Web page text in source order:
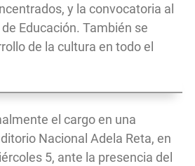
y la convocatoria al
Educación. También se
de la cultura en todo el
el cargo en una
Nacional Adela Reta, en
5, ante la presencia del